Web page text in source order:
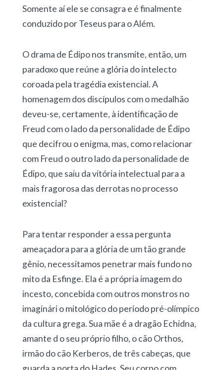
Somente aí ele se consagra e é finalmente
conduzido por Teseus para o Além.
O drama de Édipo nos transmite, então, um
paradoxo que reúne a glória do intelecto
coroada pela tragédia existencial. A
homenagem dos discípulos com o medalhão
deveu-se, certamente, à identificação de
Freud com o lado da personalidade de Édipo
que decifrou o enigma, mas, como relacionar
com Freud o outro lado da personalidade de
Édipo, que saiu da vitória intelectual para a
mais fragorosa das derrotas no processo
existencial?
Para tentar responder a essa pergunta
ameaçadora para a glória de um tão grande
gênio, necessitamos penetrar mais fundo no
mito da Esfinge. Ela é a própria imagem do
incesto, concebida com outros monstros no
imaginári o mitológico do período pré-olímpico
da cultura grega. Sua mãe é a dragão Echidna,
amante d o seu próprio filho, o cão Orthos,
irmão do cão Kerberos, de três cabeças, que